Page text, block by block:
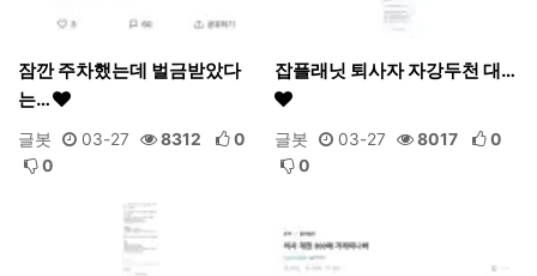
잠깐 주차했는데 벌금받았다
는…
글봇 03-27 8312
0
0
잡플래닛 퇴사자 자강두천 대…
글봇 03-27 8017
0
0